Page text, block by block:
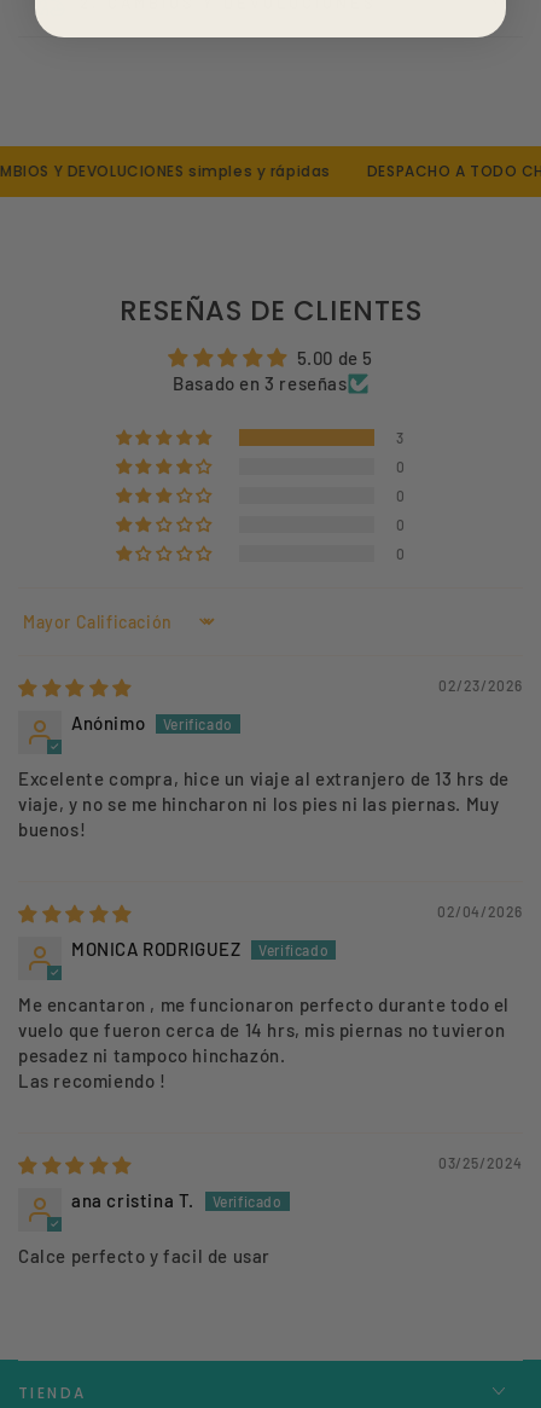
M: UK 6–8 / USA 7–8.5 / Euro 39–42
M: UK 8.5–10 / USA 8.5–10 / Euro 39–42
L:UK 9–12 / USA 10.5–14 / Euro 43–47
Y DEVOLUCIONES simples y rápidas DESPACHO A TODO
RESEÑAS DE CLIENTES
5.00 de 5
Basado en 3 reseñas
3
0
0
0
0
Sort by
02/23/2026
Anónimo
Excelente compra, hice un viaje al extranjero de 13 hrs de
viaje, y no se me hincharon ni los pies ni las piernas. Muy
buenos!
02/04/2026
MONICA RODRIGUEZ
Me encantaron , me funcionaron perfecto durante todo el
vuelo que fueron cerca de 14 hrs, mis piernas no tuvieron
pesadez ni tampoco hinchazón.
Las recomiendo !
03/25/2024
ana cristina T.
Calce perfecto y facil de usar
TIENDA